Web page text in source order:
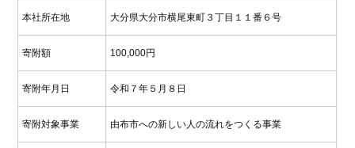
本社所在地 大分県大分市横尾東町３丁目１１番６号
寄附額 100,000円
寄附年月日 令和７年５月８日
寄附対象事業 由布市への新しい人の流れをつくる事業